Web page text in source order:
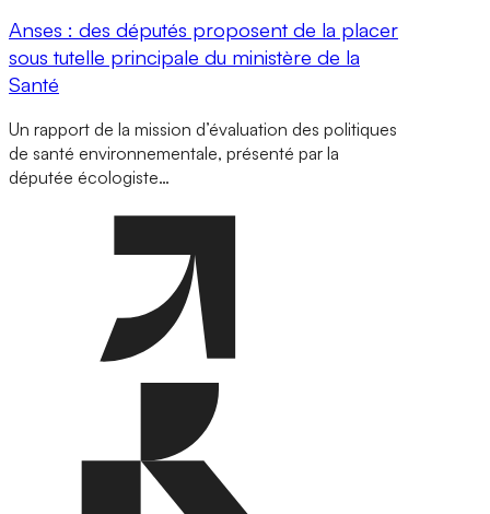
Anses : des députés proposent de la placer
sous tutelle principale du ministère de la
Santé
Un rapport de la mission d’évaluation des politiques
de santé environnementale, présenté par la
députée écologiste…